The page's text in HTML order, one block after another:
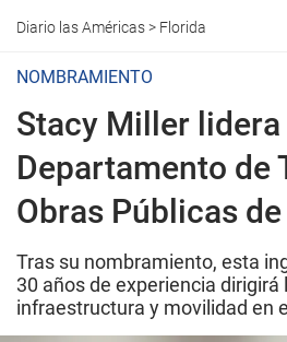
Diario las Américas> Florida
NOMBRAMIENTO
Stacy Miller lidera
Departamento de
Obras Públicas
Tras su nombramiento, esta
30 años de experiencia dirigirá
infraestructura y movilidad en